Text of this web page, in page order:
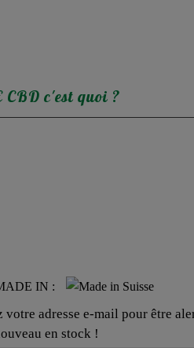
CBD c'est quoi ?
IN :
votre adresse e-mail pour être
en stock !